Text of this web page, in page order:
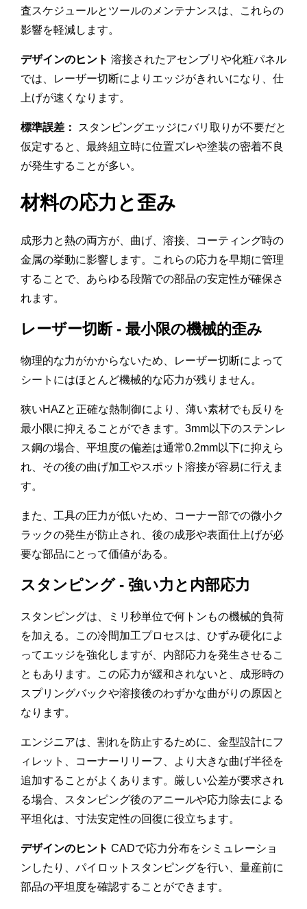
査スケジュールとツールのメンテナンスは、これらの
影響を軽減します。
デザインのヒント 溶接されたアセンブリや化粧パネル
では、レーザー切断によりエッジがきれいになり、仕
上げが速くなります。
標準誤差：
スタンピングエッジにバリ取りが不要だと
仮定すると、最終組立時に位置ズレや塗装の密着不良
が発生することが多い。
材料の応力と歪み
成形力と熱の両方が、曲げ、溶接、コーティング時の
金属の挙動に影響します。これらの応力を早期に管理
することで、あらゆる段階での部品の安定性が確保さ
れます。
レーザー切断 - 最小限の機械的歪み
物理的な力がかからないため、レーザー切断によって
シートにはほとんど機械的な応力が残りません。
狭いHAZと正確な熱制御により、薄い素材でも反りを
最小限に抑えることができます。3mm以下のステンレ
ス鋼の場合、平坦度の偏差は通常0.2mm以下に抑えら
れ、その後の曲げ加工やスポット溶接が容易に行えま
す。
また、工具の圧力が低いため、コーナー部での微小ク
ラックの発生が防止され、後の成形や表面仕上げが必
要な部品にとって価値がある。
スタンピング - 強い力と内部応力
スタンピングは、ミリ秒単位で何トンもの機械的負荷
を加える。この冷間加工プロセスは、ひずみ硬化によ
ってエッジを強化しますが、内部応力を発生させるこ
ともあります。この応力が緩和されないと、成形時の
スプリングバックや溶接後のわずかな曲がりの原因と
なります。
エンジニアは、割れを防止するために、金型設計にフ
ィレット、コーナーリリーフ、より大きな曲げ半径を
追加することがよくあります。厳しい公差が要求され
る場合、スタンピング後のアニールや応力除去による
平坦化は、寸法安定性の回復に役立ちます。
デザインのヒント CADで応力分布をシミュレーショ
ンしたり、パイロットスタンピングを行い、量産前に
部品の平坦度を確認することができます。